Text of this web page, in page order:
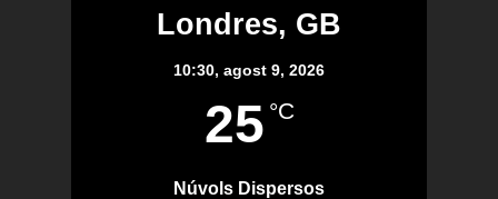
Londres, GB
10:30, agost 9, 2026
25 °C
Núvols Dispersos